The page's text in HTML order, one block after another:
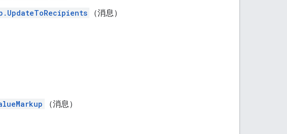
（消息）
（消息）